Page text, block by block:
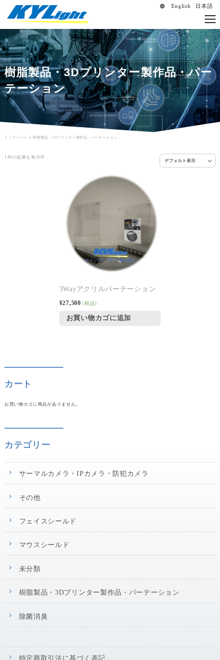
language English 日本語
樹脂製品・3Dプリンター製作品・パー
テーション
トップページ 樹脂製品・3Dプリンター製作品・パーテーション
1件の結果を表示中
3Wayアクリルパーテーション
¥27,500 (税込)
お買い物カゴに追加
カート
お買い物カゴに商品がありません。
カテゴリー
サーマルカメラ・IPカメラ・防犯カメラ
その他
フェイスシールド
マウスシールド
未分類
樹脂製品・3Dプリンター製作品・パーテーション
除菌消臭
特定商取引法に基づく表記